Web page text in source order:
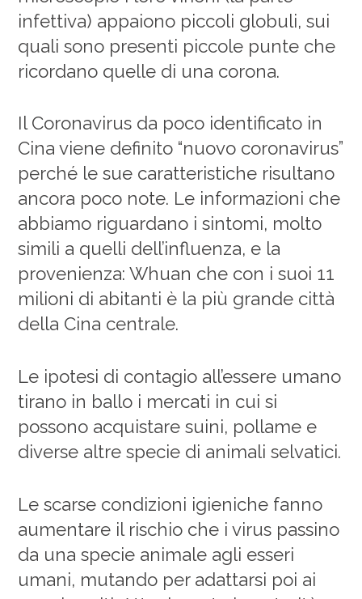
infettiva) appaiono piccoli globuli, sui
quali sono presenti piccole punte che
ricordano quelle di una corona.
Il Coronavirus da poco identificato in
Cina viene definito “nuovo coronavirus”
perché le sue caratteristiche risultano
ancora poco note. Le informazioni che
abbiamo riguardano i sintomi, molto
simili a quelli dell’influenza, e la
provenienza: Whuan che con i suoi 11
milioni di abitanti è la più grande città
della Cina centrale.
Le ipotesi di contagio all’essere umano
tirano in ballo i mercati in cui si
possono acquistare suini, pollame e
diverse altre specie di animali selvatici.
Le scarse condizioni igieniche fanno
aumentare il rischio che i virus passino
da una specie animale agli esseri
umani, mutando per adattarsi poi ai